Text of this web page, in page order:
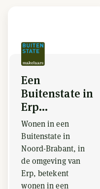
Een
Buitenstate in
Erp...
Wonen in een
Buitenstate in
Noord-Brabant, in
de omgeving van
Erp, betekent
wonen in een